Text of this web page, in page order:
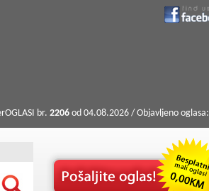
br. 2206 od 04.08.2026 / Objavljeno oglasa: